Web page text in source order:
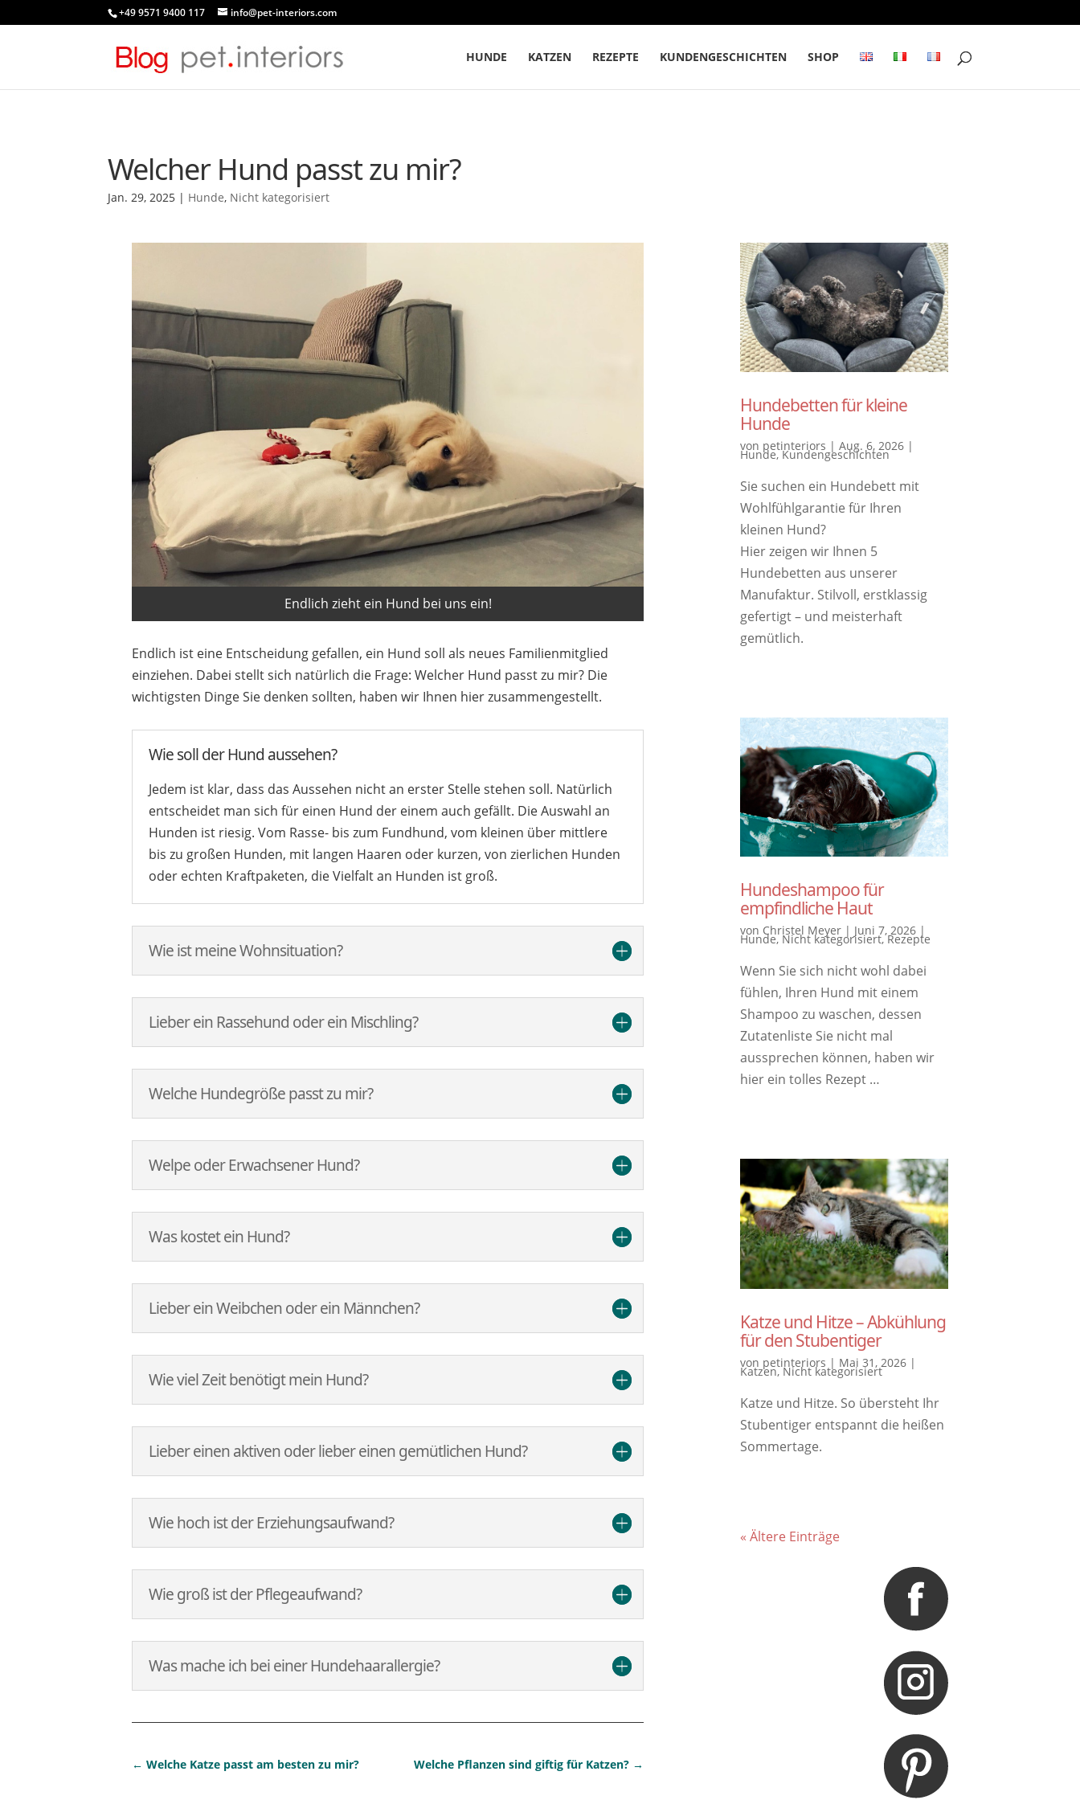
+49 9571 9400 117 info@pet-interiors.com
HUNDE KATZEN REZEPTE KUNDENGESCHICHTEN SHOP
Welcher Hund passt zu mir?
Jan. 29, 2025 | Hunde, Nicht kategorisiert
Endlich zieht ein Hund bei uns ein!
Endlich ist eine Entscheidung gefallen, ein Hund soll als neues Familienmitglied
einziehen. Dabei stellt sich natürlich die Frage: Welcher Hund passt zu mir? Die
wichtigsten Dinge Sie denken sollten, haben wir Ihnen hier zusammengestellt.
Wie soll der Hund aussehen?
Jedem ist klar, dass das Aussehen nicht an erster Stelle stehen soll. Natürlich
entscheidet man sich für einen Hund der einem auch gefällt. Die Auswahl an
Hunden ist riesig. Vom Rasse- bis zum Fundhund, vom kleinen über mittlere
bis zu großen Hunden, mit langen Haaren oder kurzen, von zierlichen Hunden
oder echten Kraftpaketen, die Vielfalt an Hunden ist groß.
Wie ist meine Wohnsituation?
Lieber ein Rassehund oder ein Mischling?
Welche Hundegröße passt zu mir?
Welpe oder Erwachsener Hund?
Was kostet ein Hund?
Lieber ein Weibchen oder ein Männchen?
Wie viel Zeit benötigt mein Hund?
Lieber einen aktiven oder lieber einen gemütlichen Hund?
Wie hoch ist der Erziehungsaufwand?
Wie groß ist der Pflegeaufwand?
Was mache ich bei einer Hundehaarallergie?
←Welche Katze passt am besten zu mir? Welche Pflanzen sind giftig für Katzen? →
Hundebetten für kleine
Hunde
von petinteriors | Aug. 6, 2026|
Hunde,Kundengeschichten
Sie suchen ein Hundebett mit
Wohlfühlgarantie für Ihren
kleinen Hund?
Hier zeigen wir Ihnen 5
Hundebetten aus unserer
Manufaktur. Stilvoll, erstklassig
gefertigt – und meisterhaft
gemütlich.
Hundeshampoo für
empfindliche Haut
von Christel Meyer| Juni 7, 2026|
Hunde, Nicht kategorisiert,Rezepte
Wenn Sie sich nicht wohl dabei
fühlen, Ihren Hund mit einem
Shampoo zu waschen, dessen
Zutatenliste Sie nicht mal
aussprechen können, haben wir
hier ein tolles Rezept …
Katze und Hitze – Abkühlung
für den Stubentiger
von petinteriors | Mai 31, 2026|
Katzen,Nicht kategorisiert
Katze und Hitze. So übersteht Ihr
Stubentiger entspannt die heißen
Sommertage.
« Ältere Einträge